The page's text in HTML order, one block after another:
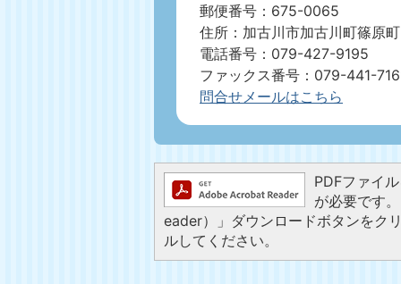
郵便番号：675-0065
住所：加古川市加古川町篠原
電話番号：079-427-9195
ファックス番号：079-441-
問合せメールはこちら
PDFファイ
が必要です
eader）」ダウンロードボタンをク
ルしてください。